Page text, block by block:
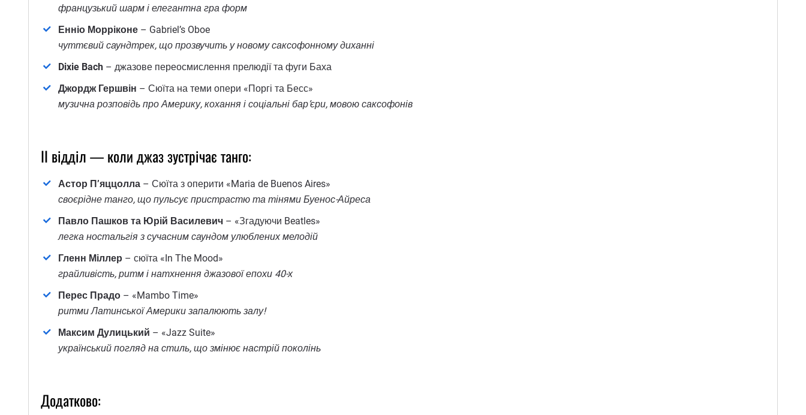
французький шарм і елегантна гра форм
Енніо Морріконе – Gabriel’s Oboe
чуттєвий саундтрек, що прозвучить у новому саксофонному диханні
Dixie Bach – джазове переосмислення прелюдії та фуги Баха
Джордж Гершвін – Сюїта на теми опери «Поргі та Бесс»
музична розповідь про Америку, кохання і соціальні бар’єри, мовою саксофонів
ІІ відділ — коли джаз зустрічає танго:
Астор П’яццолла – Сюїта з оперити «Maria de Buenos Aires»
своєрідне танго, що пульсує пристрастю та тінями Буенос-Айреса
Павло Пашков та Юрій Василевич – «Згадуючи Beatles»
легка ностальгія з сучасним саундом улюблених мелодій
Гленн Міллер – сюїта «In The Mood»
грайливість, ритм і натхнення джазової епохи 40-х
Перес Прадо – «Mambo Time»
ритми Латинської Америки запалюють залу!
Максим Дулицький – «Jazz Suite»
український погляд на стиль, що змінює настрій поколінь
Додатково: